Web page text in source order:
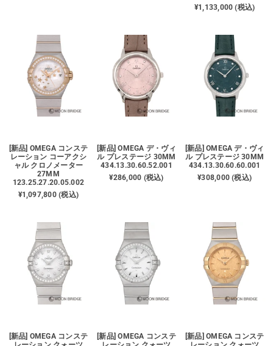
¥1,133,000 (税込)
[新品] OMEGA コンステ
レーション コーアクシ
ャル クロノメーター
27MM
123.25.27.20.05.002
¥1,097,800 (税込)
[新品] OMEGA デ・ヴィ
ル プレステージ 30MM
434.13.30.60.52.001
¥286,000 (税込)
[新品] OMEGA デ・ヴィ
ル プレステージ 30MM
434.13.30.60.60.001
¥308,000 (税込)
[新品] OMEGA コンステ
[新品] OMEGA コンステ
[新品] OMEGA コンステ